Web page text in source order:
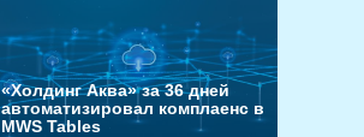
«Холдинг Аква» за 36 дней
автоматизировал комплаенс в
MWS Tables